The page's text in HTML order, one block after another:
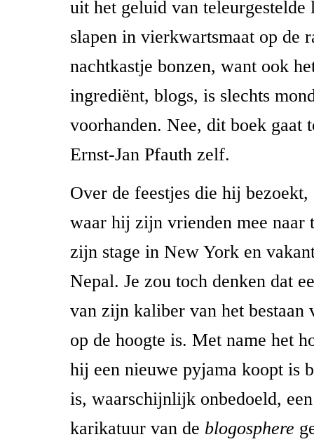
uit het geluid van teleurgestelde
slapen in vierkwartsmaat op de
nachtkastje bonzen, want ook
ingrediënt, blogs, is slechts
voorhanden. Nee, dit boek gaat
Ernst-Jan Pfauth zelf.
Over de feestjes die hij bezoekt,
waar hij zijn vrienden mee naar
zijn stage in New York en
Nepal. Je zou toch denken dat
van zijn kaliber van het bestaan
op de hoogte is. Met name het
hij een nieuwe pyjama koopt is
is, waarschijnlijk onbedoeld,
karikatuur van de blogosphere